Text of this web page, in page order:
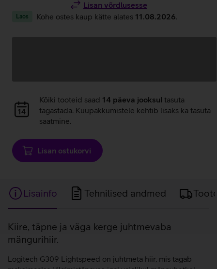
Lisan võrdlusesse
Laos Kohe ostes kaup kätte alates 11.08.2026
laadimine
Andmete
laadimine
Kõiki tooteid saad 14 päeva jooksul tasuta
tagastada. Kuupakkumistele kehtib lisaks ka tasuta
saatmine.
Lisan ostukorvi
Lisainfo Tehnilised andmed
Lisainfo
Kiire, täpne ja väga kerge juhtmevaba
mängurihiir.
Logitech G309 Lightspeed on juhtmeta hiir, mis tagab